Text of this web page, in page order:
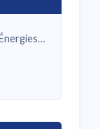
MEER - Maîtrise de l'Énergie et des Énergies Renouvelables